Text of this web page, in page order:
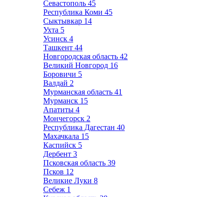
Севастополь 45
Республика Коми 45
Сыктывкар 14
Ухта 5
Усинск 4
Ташкент 44
Новгородская область 42
Великий Новгород 16
Боровичи 5
Валдай 2
Мурманская область 41
Мурманск 15
Апатиты 4
Мончегорск 2
Республика Дагестан 40
Махачкала 15
Каспийск 5
Дербент 3
Псковская область 39
Псков 12
Великие Луки 8
Себеж 1